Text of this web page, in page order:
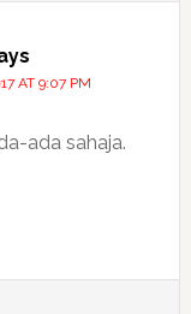
AT 9:07 PM
ada sahaja.